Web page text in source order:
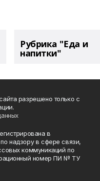
Рубрика "Еда и
напитки"
разрешено только с
в
надзору в сфере связи,
коммуникаций по
номер ПИ № ТУ